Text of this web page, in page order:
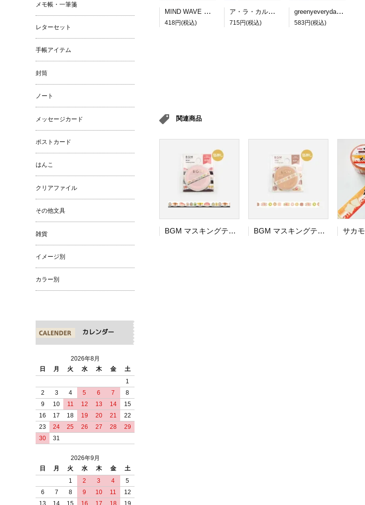
MIND WAVE SUGARIA tape Classy 30mm幅３
418円(税込)
ア・ラ・カル堂 カステラのロール付箋
715円(税込)
greenyeveryday PETステッカー lazy cat
583円(税込)
関連商品
BGM マスキングテープ Life 箔押し 5mm 回転寿司 BGM マスキングテープ Life 箔押し 5mm ビスケット・デザート
メモ帳・一筆箋
レターセット
手帳アイテム
封筒
ノート
メッセージカード
ポストカード
はんこ
クリアファイル
その他文具
雑貨
イメージ別
カラー別
カレンダー
2026年8月
日
月 火 水 木 金
土
1
2
3 4 5 6 7
8
9
10 11 12 13 14
15
16
17 18 19 20 21
22
23
24 25 26 27 28
29
30
31
2026年9月
日
月 火 水 木 金
土
1
2 3 4
5
6
7 8 9 10 11
12
13
14 15 16 17 18 19